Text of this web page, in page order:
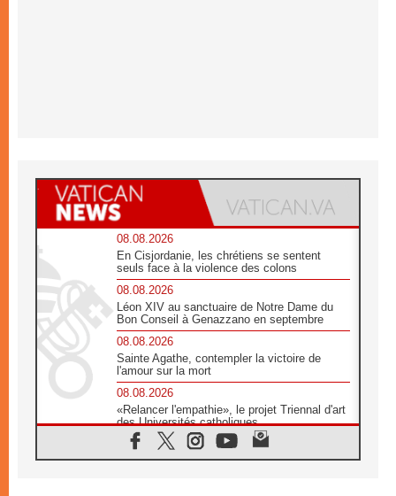
08.08.2026
En Cisjordanie, les chrétiens se sentent
seuls face à la violence des colons
08.08.2026
Léon XIV au sanctuaire de Notre Dame du
Bon Conseil à Genazzano en septembre
08.08.2026
Sainte Agathe, contempler la victoire de
l'amour sur la mort
08.08.2026
«Relancer l'empathie», le projet Triennal d'art
des Universités catholiques
08.08.2026
Signis 2026, donner la parole aux religieuses